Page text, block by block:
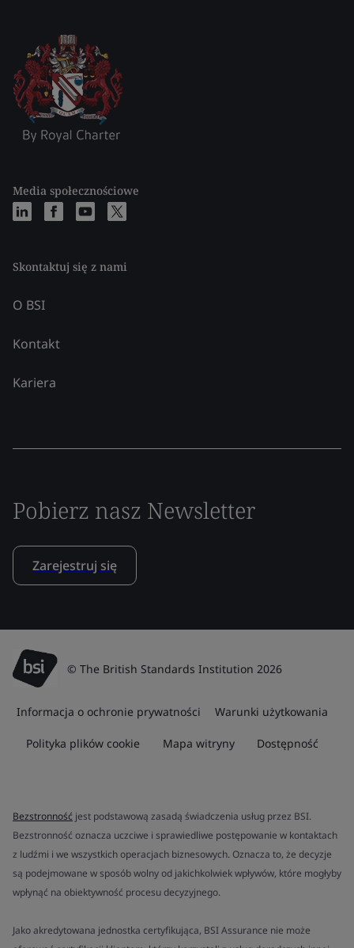
Media społecznościowe
Skontaktuj się z nami
O BSI
Kontakt
Kariera
Pobierz nasz Newsletter
Zarejestruj się
© The British Standards Institution 2026
Informacja o ochronie prywatności Warunki użytkowania
Polityka plików cookie Mapa witryny Dostępność
Bezstronność jest podstawową zasadą świadczenia usług przez BSI.
Bezstronność oznacza uczciwe i sprawiedliwe postępowanie w kontaktach
z ludźmi i we wszystkich operacjach biznesowych. Oznacza to, że decyzje
są podejmowane w sposób wolny od jakichkolwiek wpływów, które mogłyby
wpłynąć na obiektywność procesu decyzyjnego.
Jako akredytowana jednostka certyfikująca, BSI Assurance nie może